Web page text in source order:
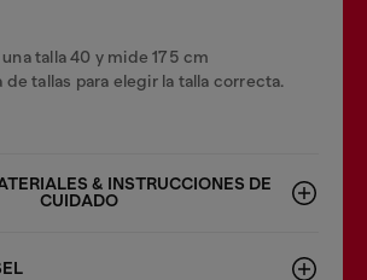
talla 40 y mide 175 cm
de tallas para elegir la talla correcta.
& INSTRUCCIONES DE
CUIDADO